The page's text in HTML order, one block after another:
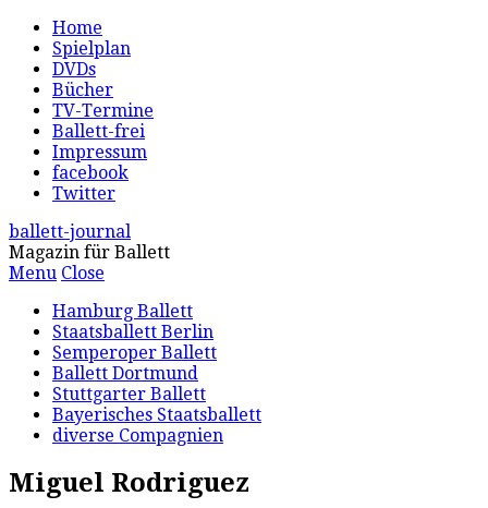
Home
Spielplan
DVDs
Bücher
TV-Termine
Ballett-frei
Impressum
facebook
Twitter
ballett-journal
Magazin für Ballett
Menu Close
Hamburg Ballett
Staatsballett Berlin
Semperoper Ballett
Ballett Dortmund
Stuttgarter Ballett
Bayerisches Staatsballett
diverse Compagnien
Miguel Rodriguez